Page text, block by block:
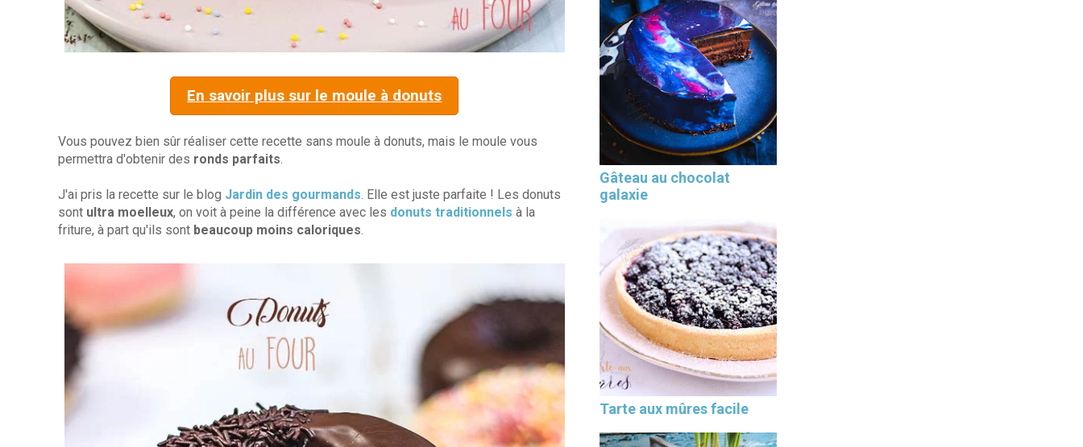
En savoir plus sur le moule à donuts
Vous pouvez bien sûr réaliser cette recette sans moule à donuts, mais le moule vous
permettra d'obtenir des ronds parfaits
J'ai pris la recette sur le blog Jardin des gourmands . Elle est juste parfaite ! Les donuts
sont ultra moelleux, on voit à peine la différence avec les donuts traditionnels à la
friture, à part qu'ils sont beaucoup moins caloriques
Gâteau au chocolat
galaxie
Tarte aux mûres facile